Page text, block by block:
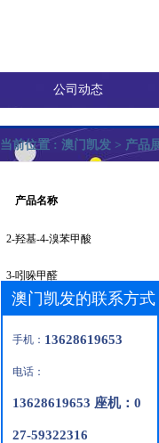
公司动态
询价
价
当前位置 : 澳门凯发 > 产品
产品名称
2-羟基-4-溴苯甲酸
3-吲哚甲醛
nε-三氟乙酰基-l-赖氨酸
澳门凯发的联系方式
手机： 13628619653
电话：
13628619653 座机：0
27-59322316